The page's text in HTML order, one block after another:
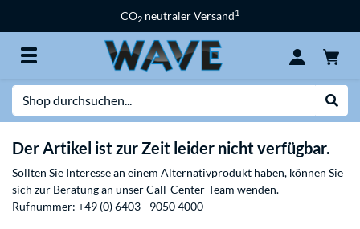
CO2 neutraler Versand1
Der Artikel ist zur Zeit leider nicht verfügbar.
Sollten Sie Interesse an einem Alternativprodukt haben, können Sie
sich zur Beratung an unser Call-Center-Team wenden.
Rufnummer: +49 (0) 6403 - 9050 4000